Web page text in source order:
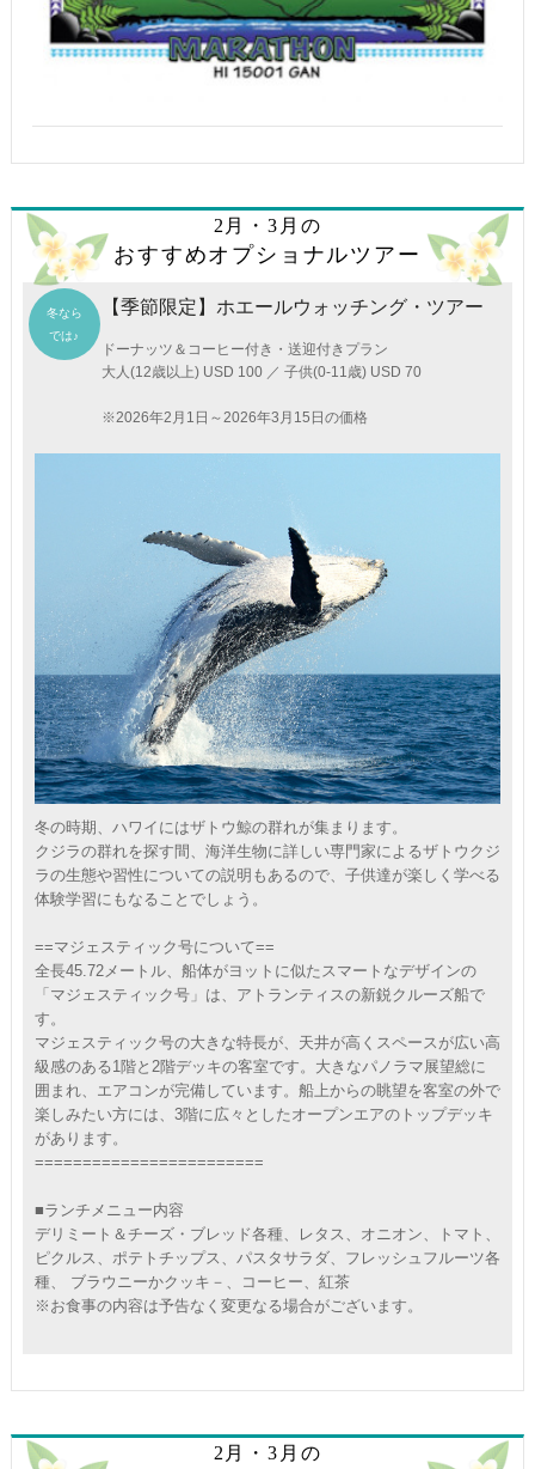
2月・3月の
おすすめオプショナルツアー
冬なら
では♪
【季節限定】ホエールウォッチング・ツアー
ドーナッツ＆コーヒー付き・送迎付きプラン
大人(12歳以上) USD 100 ／ 子供(0-11歳) USD 70
※2026年2月1日～2026年3月15日の価格
冬の時期、ハワイにはザトウ鯨の群れが集まります。
クジラの群れを探す間、海洋生物に詳しい専門家によるザトウクジ
ラの生態や習性についての説明もあるので、子供達が楽しく学べる
体験学習にもなることでしょう。
==マジェスティック号について==
全長45.72メートル、船体がヨットに似たスマートなデザインの
「マジェスティック号」は、アトランティスの新鋭クルーズ船で
す。
マジェスティック号の大きな特長が、天井が高くスペースが広い高
級感のある1階と2階デッキの客室です。大きなパノラマ展望総に
囲まれ、エアコンが完備しています。船上からの眺望を客室の外で
楽しみたい方には、3階に広々としたオープンエアのトップデッキ
があります。
========================
■ランチメニュー内容
デリミート＆チーズ・ブレッド各種、レタス、オニオン、トマト、
ピクルス、ポテトチップス、パスタサラダ、フレッシュフルーツ各
種、 ブラウニーかクッキ－、コーヒー、紅茶
※お食事の内容は予告なく変更なる場合がございます。
2月・3月の